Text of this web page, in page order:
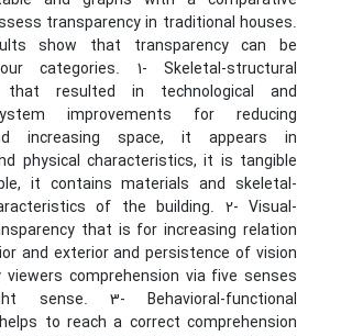
transparency in traditional houses.
show that transparency can be
categories. 1- Skeletal-structural
that resulted in technological and
improvements for reducing
increasing space, it appears in
physical characteristics, it is tangible
it contains materials and skeletal-
of the building. 2- Visual-
that is for increasing relation
and exterior and persistence of vision
comprehension via five senses
sense. 3- Behavioral-functional
to reach a correct comprehension